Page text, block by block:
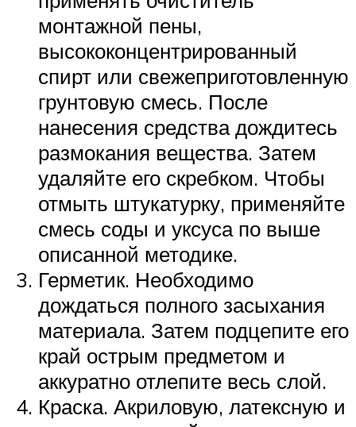
монтажной пены,
высококонцентрированный
спирт или свежеприготовленную
грунтовую смесь. После
нанесения средства дождитесь
размокания вещества. Затем
удаляйте его скребком. Чтобы
отмыть штукатурку, применяйте
смесь соды и уксуса по выше
описанной методике.
Герметик. Необходимо
дождаться полного засыхания
материала. Затем подцепите его
край острым предметом и
аккуратно отлепите весь слой.
Краска. Акриловую, латексную и